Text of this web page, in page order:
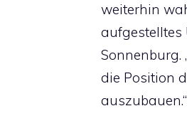
weiterhin
aufgestelltes
Sonnenburg.
die Position
auszubauen.“